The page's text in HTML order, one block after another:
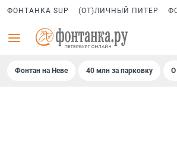
ФОНТАНКА SUP (ОТ)ЛИЧНЫЙ ПИТЕР
Фонтан на Неве 40 млн за парковку О